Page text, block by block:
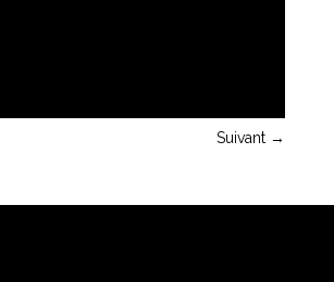
Suivant →